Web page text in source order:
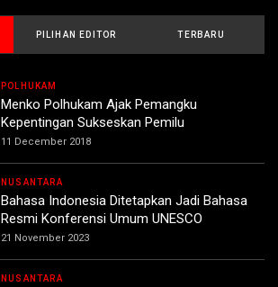
PILIHAN EDITOR TERBARU
POLHUKAM
Menko Polhukam Ajak Pemangku
Kepentingan Sukseskan Pemilu
11 December 2018
NUSANTARA
Bahasa Indonesia Ditetapkan Jadi Bahasa
Resmi Konferensi Umum UNESCO
21 November 2023
NUSANTARA